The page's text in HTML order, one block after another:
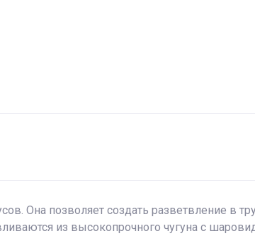
Она позволяет создать разветвление в
из высокопрочного чугуна с